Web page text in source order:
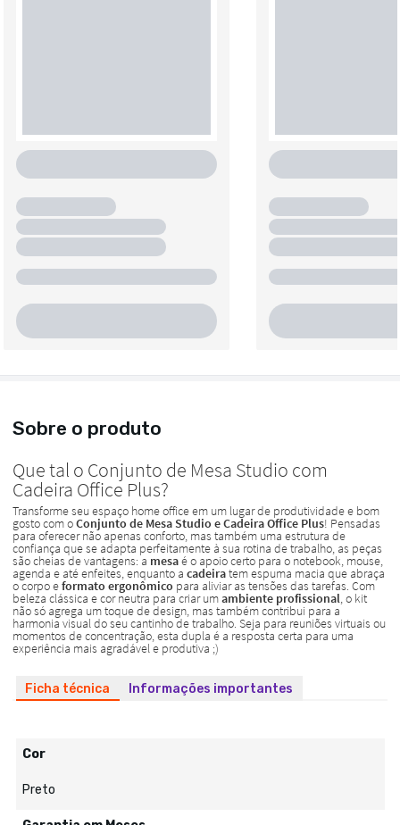
Sobre o produto
Ficha técnica Informações importantes
Cor
Preto